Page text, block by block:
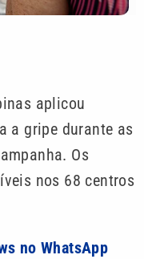
aplicou
a gripe durante as
Os
nos 68 centros
no WhatsApp